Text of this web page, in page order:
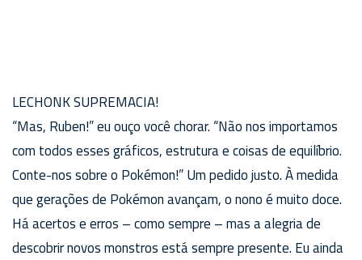
LECHONK SUPREMACIA!
“Mas, Ruben!” eu ouço você chorar. “Não nos importamos
com todos esses gráficos, estrutura e coisas de equilíbrio.
Conte-nos sobre o Pokémon!” Um pedido justo. À medida
que gerações de Pokémon avançam, o nono é muito doce.
Há acertos e erros – como sempre – mas a alegria de
descobrir novos monstros está sempre presente. Eu ainda